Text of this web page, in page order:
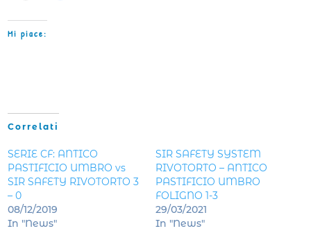
Mi piace:
Correlati
SERIE CF: ANTICO
PASTIFICIO UMBRO vs
SIR SAFETY RIVOTORTO 3
– 0
08/12/2019
In "News"
SIR SAFETY SYSTEM
RIVOTORTO – ANTICO
PASTIFICIO UMBRO
FOLIGNO 1-3
29/03/2021
In "News"